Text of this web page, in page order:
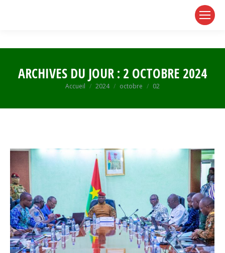
ARCHIVES DU JOUR : 2 OCTOBRE 2024
Vous êtes ici :
Accueil 2024 octobre 02